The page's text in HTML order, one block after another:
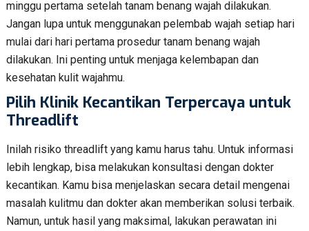
minggu pertama setelah tanam benang wajah dilakukan.
Jangan lupa untuk menggunakan pelembab wajah setiap hari
mulai dari hari pertama prosedur tanam benang wajah
dilakukan. Ini penting untuk menjaga kelembapan dan
kesehatan kulit wajahmu.
Pilih Klinik Kecantikan Terpercaya untuk
Threadlift
Inilah risiko threadlift yang kamu harus tahu. Untuk informasi
lebih lengkap, bisa melakukan konsultasi dengan dokter
kecantikan. Kamu bisa menjelaskan secara detail mengenai
masalah kulitmu dan dokter akan memberikan solusi terbaik.
Namun, untuk hasil yang maksimal, lakukan perawatan ini